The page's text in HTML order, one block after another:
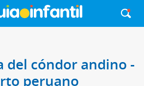
del cóndor andino -
peruano